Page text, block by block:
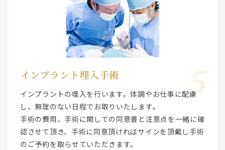
5
インプラント埋入手術
インプラントの埋入を行います。体調やお仕事に配慮
し、無理のない日程でお取りいたします。
手術の費用、手術に関しての同意書と注意点を一緒に確
認させて頂き、手術に同意頂ければサインを頂戴し手術
のご予約を取らせていただきます。